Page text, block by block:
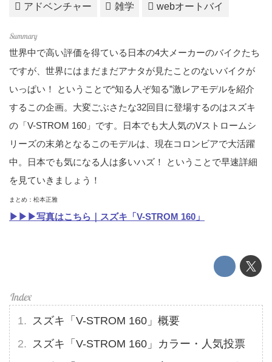
アドベンチャー 雑学 webオートバイ
世界中で高い評価を得ている日本の4大メーカーのバイクたち
ですが、世界にはまだまだアナタが見たことのないバイクが
いっぱい！ ということで“知る人ぞ知る”激レアモデルを紹介
するこの企画。大変ごぶさたな32回目に登場するのはスズキ
の「V-STROM 160」です。日本でも大人気のVストロームシ
リーズの末弟となるこのモデルは、現在コロンビアで大活躍
中。日本でも気になる人は多いハズ！ ということで早速詳細
を見ていきましょう！
まとめ：松本正雅
▶▶▶写真はこちら｜スズキ「V-STROM 160」
スズキ「V-STROM 160」概要
スズキ「V-STROM 160」カラー・人気投票